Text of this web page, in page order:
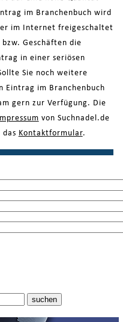
im Branchenbuch wird
im Internet freigeschaltet
Geschäften die
in einer seriösen
Sie noch weitere
Eintrag im Branchenbuch
gern zur Verfügung. Die
Impressum von Suchnadel.de
Kontaktformular.